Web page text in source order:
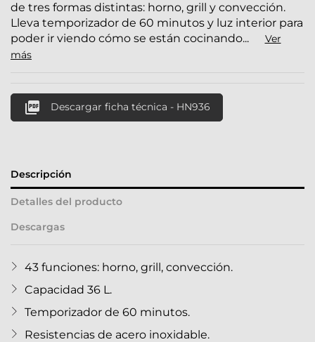
de tres formas distintas: horno, grill y convección.
Lleva temporizador de 60 minutos y luz interior para
poder ir viendo cómo se están cocinando...
Ver
más
 Descargar ficha técnica - HN936
Descripción
Detalles del producto
Descargas
43 funciones: horno, grill, convección.
Capacidad 36 L.
Temporizador de 60 minutos.
Resistencias de acero inoxidable.